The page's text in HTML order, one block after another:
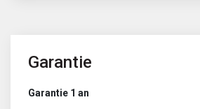
Garantie
Garantie 1 an